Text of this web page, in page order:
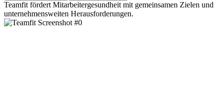
Teamfit fördert Mitarbeitergesundheit mit gemeinsamen Zielen und
unternehmensweiten Herausforderungen.